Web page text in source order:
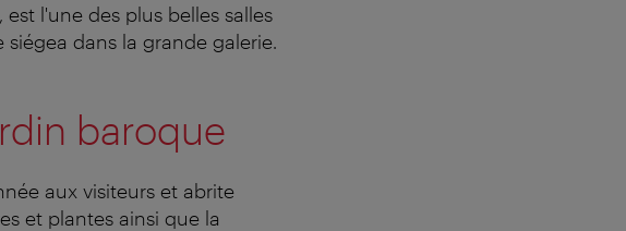
l'une des plus belles salles
siégea dans la grande galerie.
baroque
aux visiteurs et abrite
et plantes ainsi que la